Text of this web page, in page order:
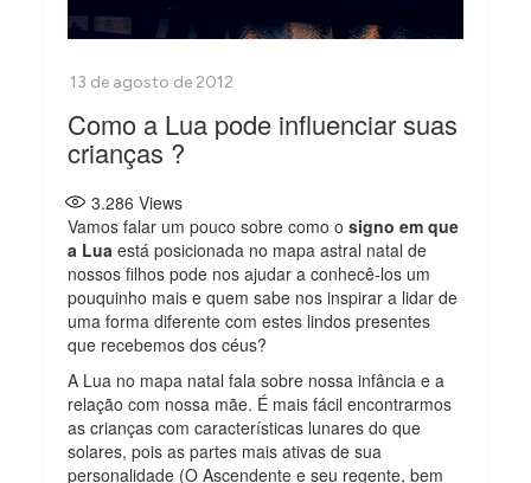
Como a Lua pode influenciar suas
crianças ?
3.286 Views
Vamos falar um pouco sobre como osigno em que
a Lua está posicionada no mapa astral natal de
nossos filhos pode nos ajudar a conhecê-los um
pouquinho mais e quem sabe nos inspirar a lidar de
uma forma diferente com estes lindos presentes
que recebemos dos céus?
A Lua no mapa natal fala sobre nossa infância e a
relação com nossa mãe. É mais fácil encontrarmos
as crianças com características lunares do que
solares, pois as partes mais ativas de sua
personalidade (O Ascendente e seu regente, bem